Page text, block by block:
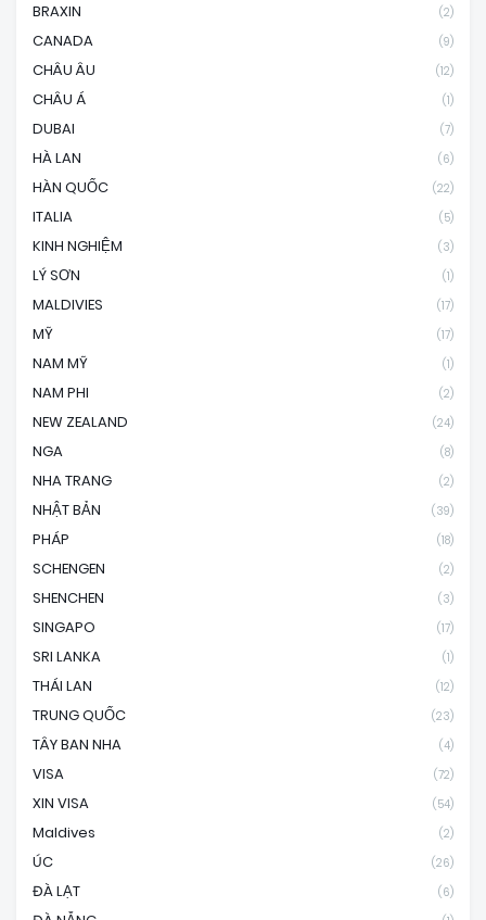
BRAXIN (2)
CANADA (9)
CHÂU ÂU (12)
CHÂU Á (1)
DUBAI (7)
HÀ LAN (6)
HÀN QUỐC (22)
ITALIA (5)
KINH NGHIỆM (3)
LÝ SƠN (1)
MALDIVIES (17)
MỸ (17)
NAM MỸ (1)
NAM PHI (2)
NEW ZEALAND (24)
NGA (8)
NHA TRANG (2)
NHẬT BẢN (39)
PHÁP (18)
SCHENGEN (2)
SHENCHEN (3)
SINGAPO (17)
SRI LANKA (1)
THÁI LAN (12)
TRUNG QUỐC (23)
TÂY BAN NHA (4)
VISA (72)
XIN VISA (54)
Maldives (2)
ÚC (26)
ĐÀ LẠT (6)